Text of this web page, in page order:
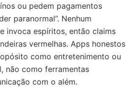
ou pedem pagamentos
paranormal”. Nenhum
invoca espíritos, então claims
vermelhas. Apps honestos
como entretenimento ou
não como ferramentas
com o além.